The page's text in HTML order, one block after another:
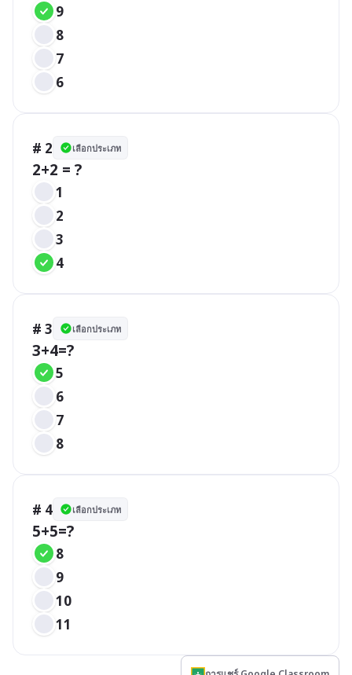
9
8
7
6
# 2 เลือกประเภท
2+2 = ?
1
2
3
4
# 3 เลือกประเภท
3+4=?
5
6
7
8
# 4 เลือกประเภท
5+5=?
8
9
10
11